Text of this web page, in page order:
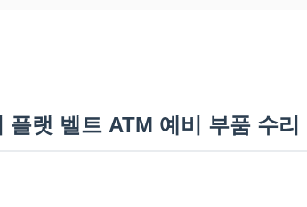
랫 벨트 ATM 예비 부품 수리